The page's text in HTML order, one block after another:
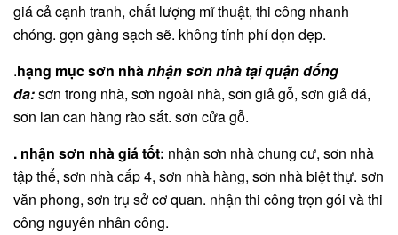
giá cả cạnh tranh, chất lượng mĩ thuật, thi công nhanh
chóng. gọn gàng sạch sẽ. không tính phí dọn dẹp.
.hạng mục sơn nhànhận sơn nhà tại quận đống
đa:sơn trong nhà, sơn ngoài nhà, sơn giả gỗ, sơn giả đá,
sơn lan can hàng rào sắt. sơn cửa gỗ.
. nhận sơn nhà giá tốt: nhận sơn nhà chung cư, sơn nhà
tập thể, sơn nhà cấp 4, sơn nhà hàng, sơn nhà biệt thự. sơn
văn phong, sơn trụ sở cơ quan. nhận thi công trọn gói và thi
công nguyên nhân công.